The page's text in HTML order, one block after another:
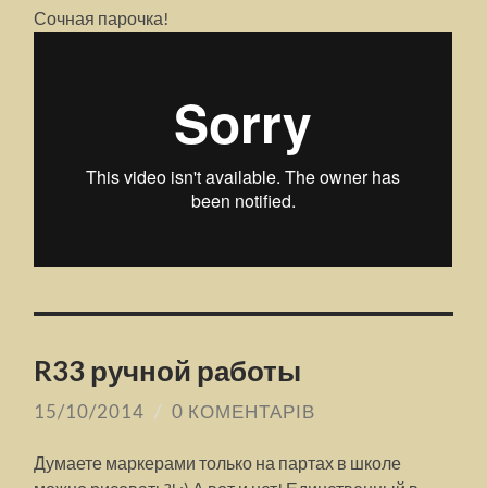
Сочная парочка!
R33 ручной работы
15/10/2014 / 0 КОМЕНТАРІВ
Думаете маркерами только на партах в школе